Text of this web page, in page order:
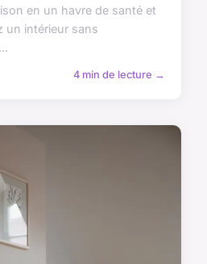
en un havre de santé et
un intérieur sans
4 min de lecture →